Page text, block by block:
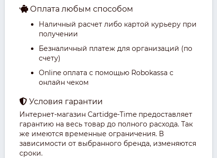
Оплата любым способом
Наличный расчет либо картой курьеру при
получении
Безналичный платеж для организаций (по
счету)
Online оплата с помощью Robokassa с
онлайн чеком
Условия гарантии
Интернет-магазин Cartidge-Time предоставляет
гарантию на весь товар до полного расхода. Так
же имеются временные ограничения. В
зависимости от выбранного бренда, изменяются
сроки.